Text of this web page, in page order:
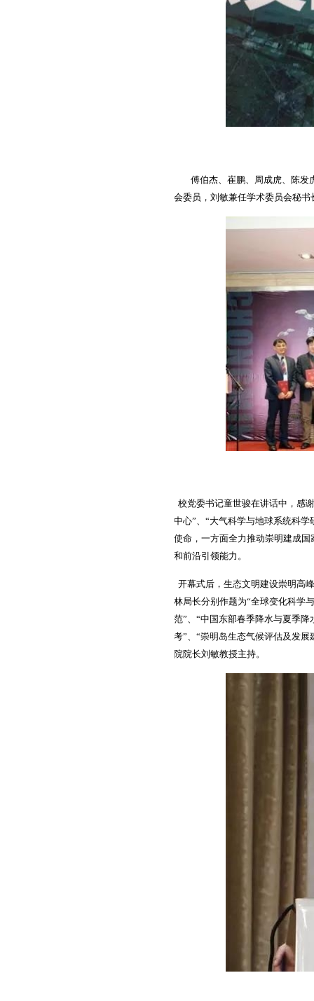
傅伯杰、崔鹏、周成虎、陈发
会委员，刘敏兼任学术委员会秘
校党委书记童世骏在讲话中，感
中心”、“大气科学与地球系统科
使命，一方面全力推动崇明建成
和前沿引领能力。
开幕式后，生态文明建设崇明高
林局长分别作题为“全球变化科学
范”、“中国东部春季降水与夏季
考”、“崇明岛生态气候评估及发
院院长刘敏教授主持。